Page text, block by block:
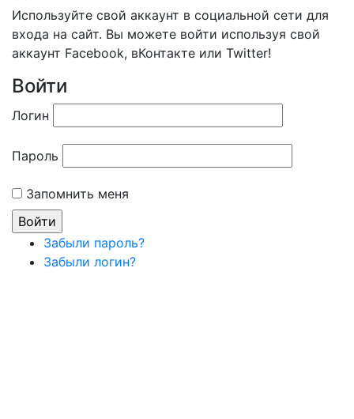
Используйте свой аккаунт в социальной сети для
входа на сайт. Вы можете войти используя свой
аккаунт Facebook, вКонтакте или Twitter!
Войти
Логин
Пароль
Запомнить меня
Забыли пароль?
Забыли логин?